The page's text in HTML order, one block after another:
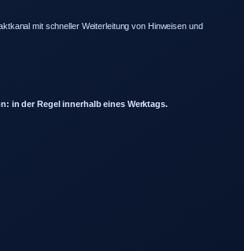
mit schneller Weiterleitung von Hinweisen und
in der Regel innerhalb eines Werktags.